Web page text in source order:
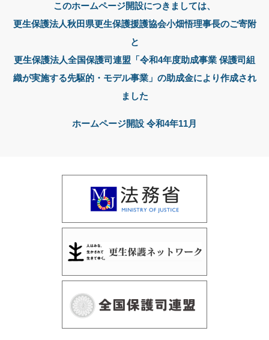
このホームページ開設につきましては、
更生保護法人秋田県更生保護援護協会小畑悟理事長のご寄附
と
更生保護法人全国保護司連盟「令和4年度助成事業 保護司組
織が実施する先駆的・モデル事業」の助成金により作成され
ました
ホームページ開設 令和4年11月